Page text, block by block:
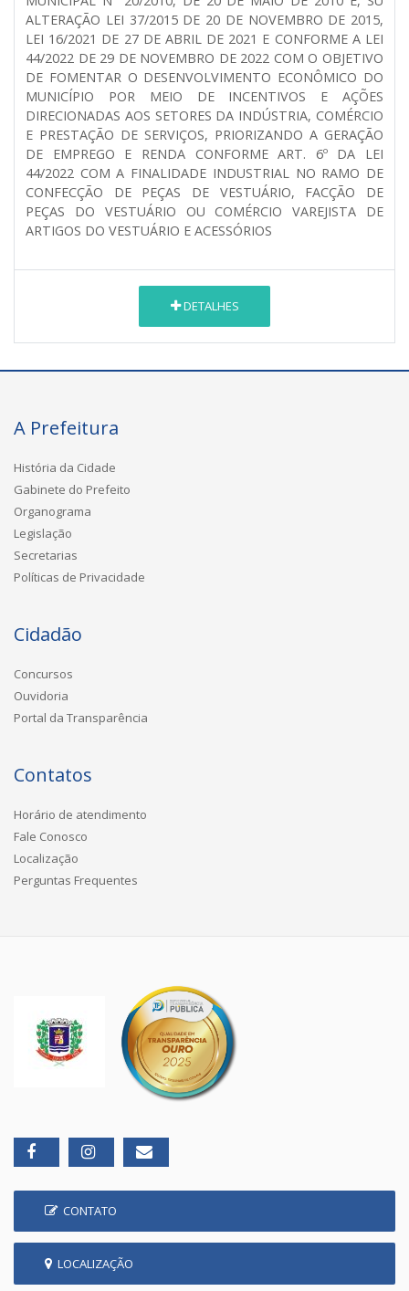
ALTERAÇÃO LEI 37/2015 DE 20 DE NOVEMBRO DE 2015,
LEI 16/2021 DE 27 DE ABRIL DE 2021 E CONFORME A LEI
44/2022 DE 29 DE NOVEMBRO DE 2022 COM O OBJETIVO
DE FOMENTAR O DESENVOLVIMENTO ECONÔMICO DO
MUNICÍPIO POR MEIO DE INCENTIVOS E AÇÕES
DIRECIONADAS AOS SETORES DA INDÚSTRIA, COMÉRCIO
E PRESTAÇÃO DE SERVIÇOS, PRIORIZANDO A GERAÇÃO
DE EMPREGO E RENDA CONFORME ART. 6º DA LEI
44/2022 COM A FINALIDADE INDUSTRIAL NO RAMO DE
CONFECÇÃO DE PEÇAS DE VESTUÁRIO, FACÇÃO DE
PEÇAS DO VESTUÁRIO OU COMÉRCIO VAREJISTA DE
ARTIGOS DO VESTUÁRIO E ACESSÓRIOS
DETALHES
A Prefeitura
História da Cidade
Gabinete do Prefeito
Organograma
Legislação
Secretarias
Políticas de Privacidade
Cidadão
Concursos
Ouvidoria
Portal da Transparência
Contatos
Horário de atendimento
Fale Conosco
Localização
Perguntas Frequentes
CONTATO
LOCALIZAÇÃO